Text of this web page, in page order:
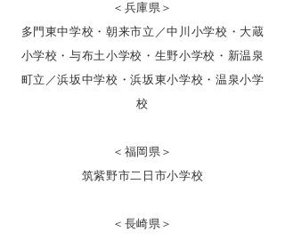
＜兵庫県＞
多門東中学校・朝来市立／中川小学校・大蔵
小学校・与布土小学校・生野小学校・新温泉
町立／浜坂中学校・浜坂東小学校・温泉小学
校
＜福岡県＞
筑紫野市二日市小学校
＜長崎県＞